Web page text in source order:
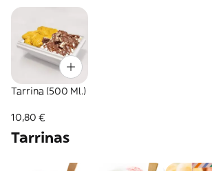
Tarrina (500 Ml.)
10,80 €
Tarrinas